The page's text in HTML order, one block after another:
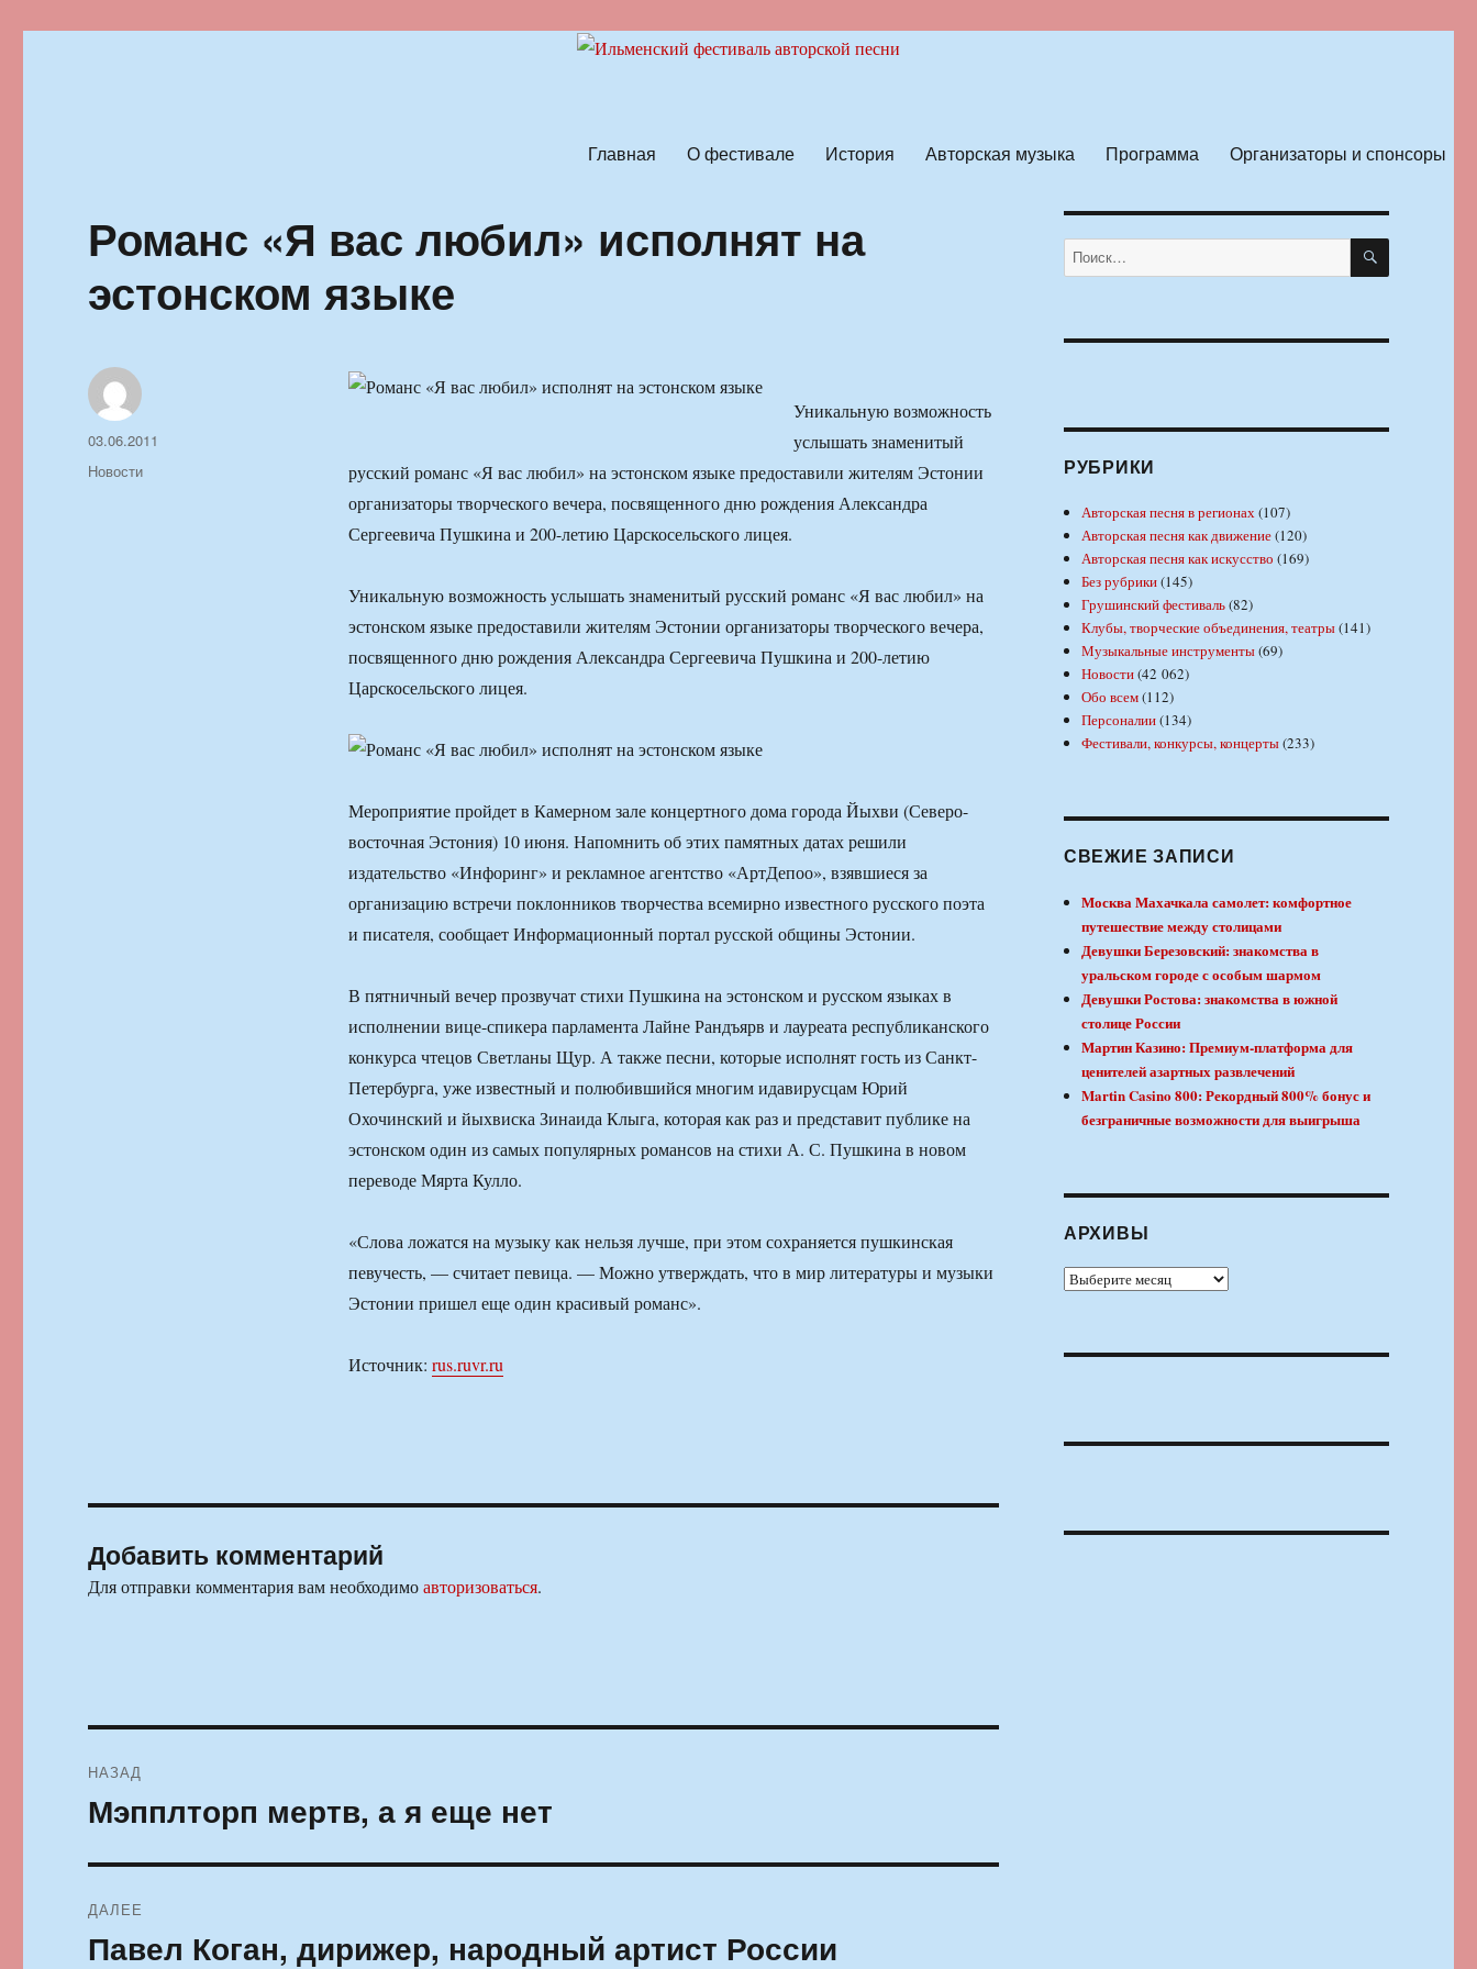
Главная О фестивале История Авторская музыка Программа Организаторы и спонсоры
Романс «Я вас любил» исполнят на
эстонском языке
Уникальную возможность
услышать знаменитый
русский романс «Я вас любил» на эстонском языке предоставили жителям Эстонии
организаторы творческого вечера, посвященного дню рождения Александра
Сергеевича Пушкина и 200-летию Царскосельского лицея.
Уникальную возможность услышать знаменитый русский романс «Я вас любил» на
эстонском языке предоставили жителям Эстонии организаторы творческого вечера,
посвященного дню рождения Александра Сергеевича Пушкина и 200-летию
Царскосельского лицея.
Мероприятие пройдет в Камерном зале концертного дома города Йыхви (Северо-
восточная Эстония) 10 июня. Напомнить об этих памятных датах решили
издательство «Инфоринг» и рекламное агентство «АртДепоо», взявшиеся за
организацию встречи поклонников творчества всемирно известного русского поэта
и писателя, сообщает Информационный портал русской общины Эстонии.
В пятничный вечер прозвучат стихи Пушкина на эстонском и русском языках в
исполнении вице-спикера парламента Лайне Рандъярв и лауреата республиканского
конкурса чтецов Светланы Щур. А также песни, которые исполнят гость из Санкт-
Петербурга, уже известный и полюбившийся многим идавирусцам Юрий
Охочинский и йыхвиска Зинаида Клыга, которая как раз и представит публике на
эстонском один из самых популярных романсов на стихи А. С. Пушкина в новом
переводе Мярта Кулло.
«Слова ложатся на музыку как нельзя лучше, при этом сохраняется пушкинская
певучесть, — считает певица. — Можно утверждать, что в мир литературы и музыки
Эстонии пришел еще один красивый романс».
Источник: rus.ruvr.ru
Автор
Опубликовано
03.06.2011
Рубрики
Новости
Добавить комментарий
Для отправки комментария вам необходимоавторизоваться.
по
НАЗАД
Предыдущая
Мэпплторп мертв, а я еще нет
ДАЛЕЕ
Следующая
Павел Коган, дирижер, народный артист России
Искать: ПОИСК
РУБРИКИ
Авторская песня в регионах(107)
Авторская песня как движение(120)
Авторская песня как искусство (169)
Без рубрики(145)
Грушинский фестиваль(82)
Клубы, творческие объединения, театры(141)
Музыкальные инструменты(69)
Новости(42 062)
Обо всем(112)
Персоналии(134)
Фестивали, конкурсы, концерты(233)
СВЕЖИЕ ЗАПИСИ
Москва Махачкала самолет: комфортное
путешествие между столицами
Девушки Березовский: знакомства в
уральском городе с особым шармом
Девушки Ростова: знакомства в южной
столице России
Мартин Казино: Премиум-платформа для
ценителей азартных развлечений
Martin Casino 800: Рекордный 800% бонус и
безграничные возможности для выигрыша
АРХИВЫ
Архивы